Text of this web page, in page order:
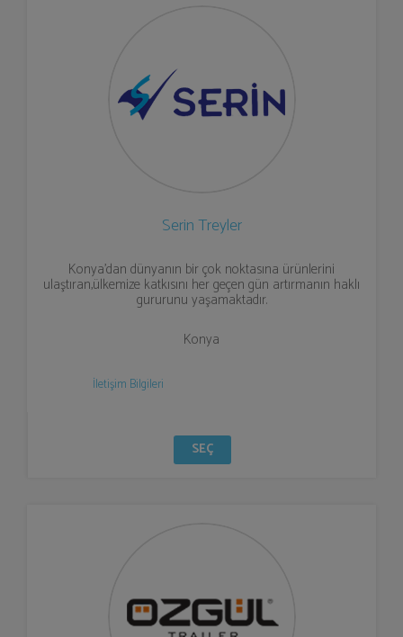
Serin Treyler
Konya’dan dünyanın bir çok noktasına ürünlerini
ulaştıran,ülkemize katkısını her geçen gün artırmanın haklı
gururunu yaşamaktadır.
Konya
İletişim Bilgileri
SEÇ